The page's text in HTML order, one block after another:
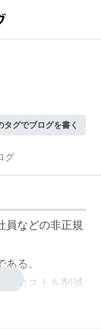
タグでブログを書く
グ
員などの非正規
る。
費コストを削減